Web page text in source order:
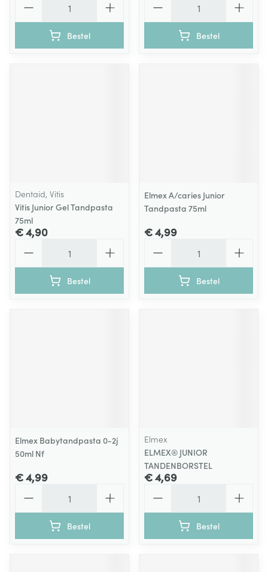
Bestel Bestel
Dentaid, Vitis
Vitis Junior Gel Tandpasta
75ml
€ 4,90
Bestel
Elmex A/caries Junior
Tandpasta 75ml
€ 4,99
Bestel
Elmex Babytandpasta 0-2j
50ml Nf
€ 4,99
Bestel
Elmex
ELMEX® JUNIOR
TANDENBORSTEL
€ 4,69
Bestel